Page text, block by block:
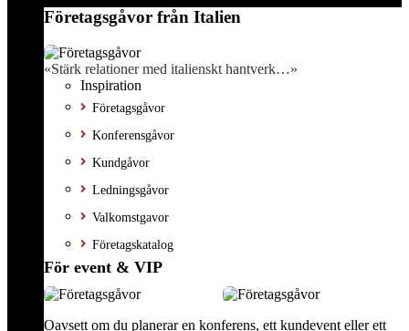
Företagsgåvor från Italien
«Stärk relationer med italienskt hantverk…»
Inspiration
Företagsgåvor
Konferensgåvor
Kundgåvor
Ledningsgåvor
Valkomstgavor
Företagskatalog
För event & VIP
Oavsett om du planerar en konferens, ett kundevent eller ett